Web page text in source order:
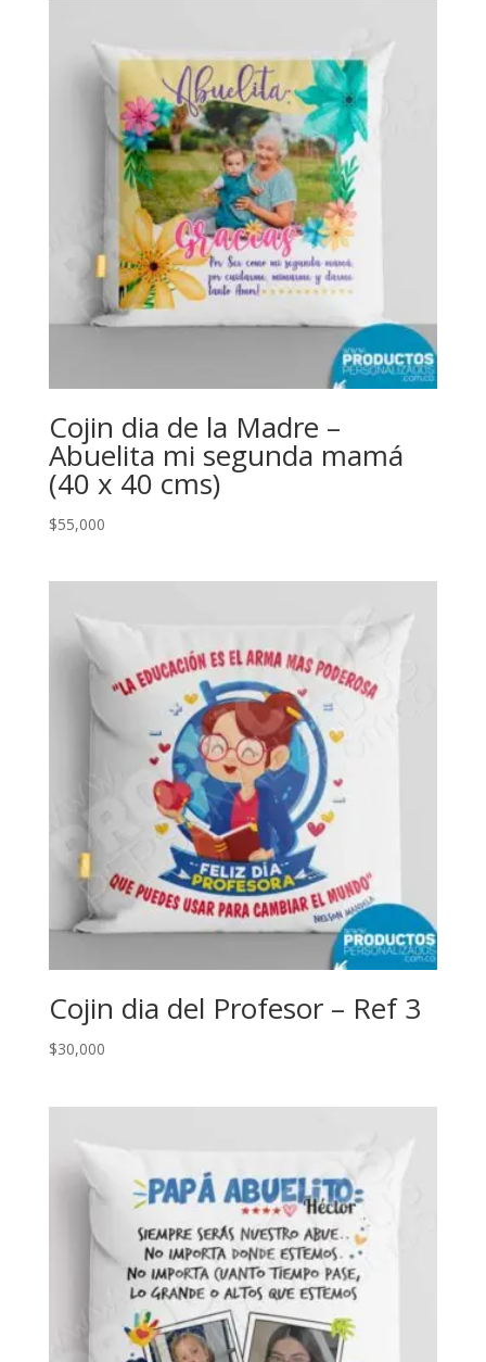
Cojin dia de la Madre –
Abuelita mi segunda mamá
(40 x 40 cms)
$55,000
Cojin dia del Profesor – Ref 3
$30,000